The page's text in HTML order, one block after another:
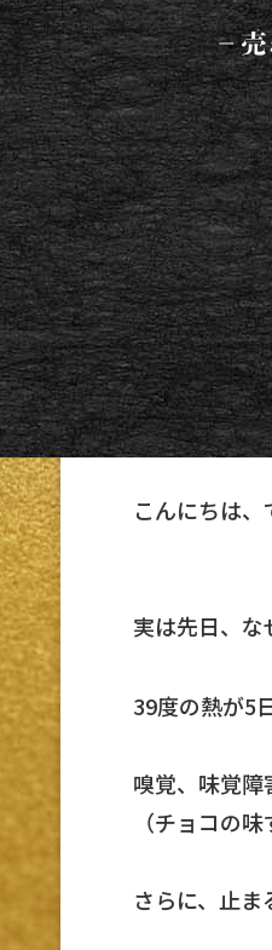
こんにちは、
実は先日、な
39度の熱が5
嗅覚、味覚障
（チョコの
さらに、止